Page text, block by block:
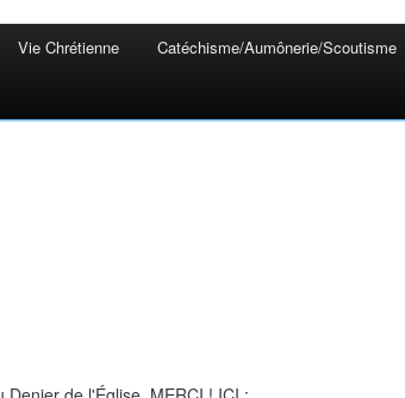
Vie Chrétienne Catéchisme/Aumônerie/Scoutisme